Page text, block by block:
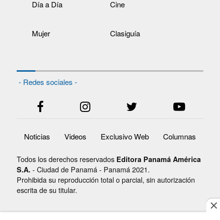
Día a Día Cine
Mujer Clasiguía
- Redes sociales -
Noticias Videos Exclusivo Web Columnas
Todos los derechos reservados Editora Panamá América
S.A. - Ciudad de Panamá - Panamá 2021.
Prohibida su reproducción total o parcial, sin autorización
escrita de su titular.